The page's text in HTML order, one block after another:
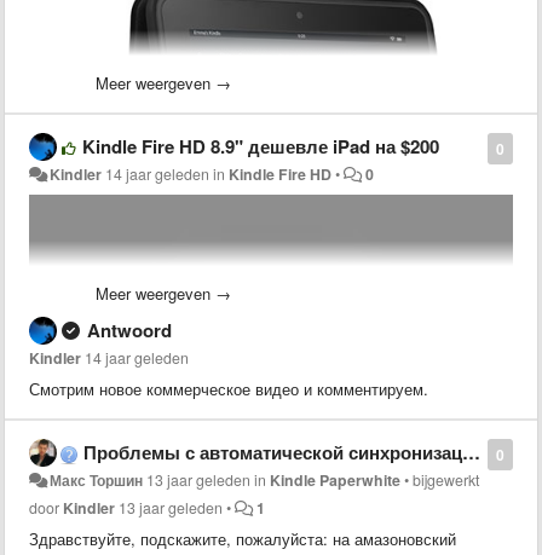
Амазон делает доступными предварительные заказыKindle Fire
HD ($214)иKindle Fire HD 8.9" ($284)с прямой курьерской
доставкой в Украину и другие страны Мира (Россия под
вопросом). Отгрузки заказов начнутся 13 июня 2013 года.
Meer weergeven →
0
Kindle Fire HD 8.9" дешевле iPad на $200
Kindler 14 jaar geleden in Kindle Fire HD• 0
Meer weergeven →
Antwoord
Kindler 14 jaar geleden
Смотрим новое коммерческое видео и комментируем.
0
Проблемы с автоматической синхронизацией коллекций, paperwhite
Макс Торшин 13 jaar geleden in Kindle Paperwhite•bijgewerkt
door Kindler 13 jaar geleden • 1
Здравствуйте, подскажите, пожалуйста: на амазоновский